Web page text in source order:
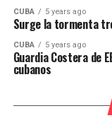
CUBA 5 years ago
Surge la tormenta
CUBA 5 years ago
Guardia Costera de
cubanos